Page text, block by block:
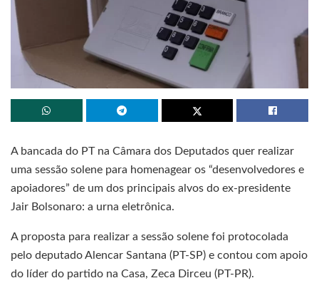
A bancada do PT na Câmara dos Deputados quer realizar
uma sessão solene para homenagear os “desenvolvedores e
apoiadores” de um dos principais alvos do ex-presidente
Jair Bolsonaro: a urna eletrônica.
A proposta para realizar a sessão solene foi protocolada
pelo deputado Alencar Santana (PT-SP) e contou com apoio
do líder do partido na Casa, Zeca Dirceu (PT-PR).